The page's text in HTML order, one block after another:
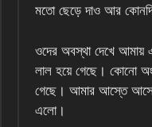
মতো ছেড়ে দাও আর
ওদের অবস্থা দেখে আমায়
লাল হয়ে গেছে। কোনো
গেছে। আমার আস্তে
এলো।